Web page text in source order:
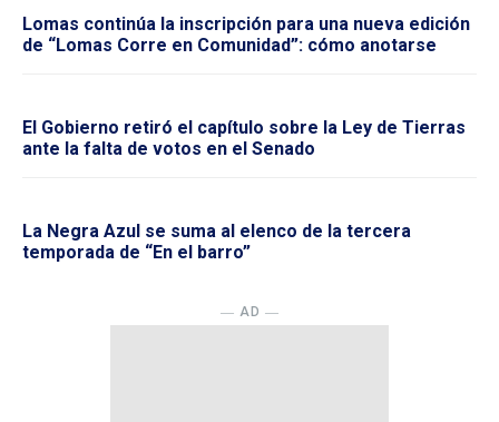
Lomas continúa la inscripción para una nueva edición
de “Lomas Corre en Comunidad”: cómo anotarse
El Gobierno retiró el capítulo sobre la Ley de Tierras
ante la falta de votos en el Senado
La Negra Azul se suma al elenco de la tercera
temporada de “En el barro”
― AD ―